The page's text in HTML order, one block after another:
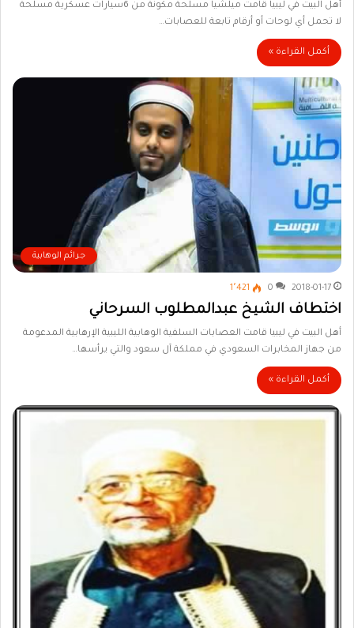
أهل البيت في ليبيا قامت ميلشيا مسلحة مكونة من 6سيارات عسكرية مسلحة
لا تحمل أي لوحات أو أرقام تابعة للعصابات…
أكمل القراءة »
جرائم الوهابية
2018-01-17
0 1٬421
اختطاف الشيخ عبدالمطلوب السرحاني
أهل البيت في ليبيا قامت العصابات السلفية الوهابية الليبية الإرهابية المدعومة
من جهاز المخابرات السعودي في مملكة آل سعود والتي يرأسها…
أكمل القراءة »